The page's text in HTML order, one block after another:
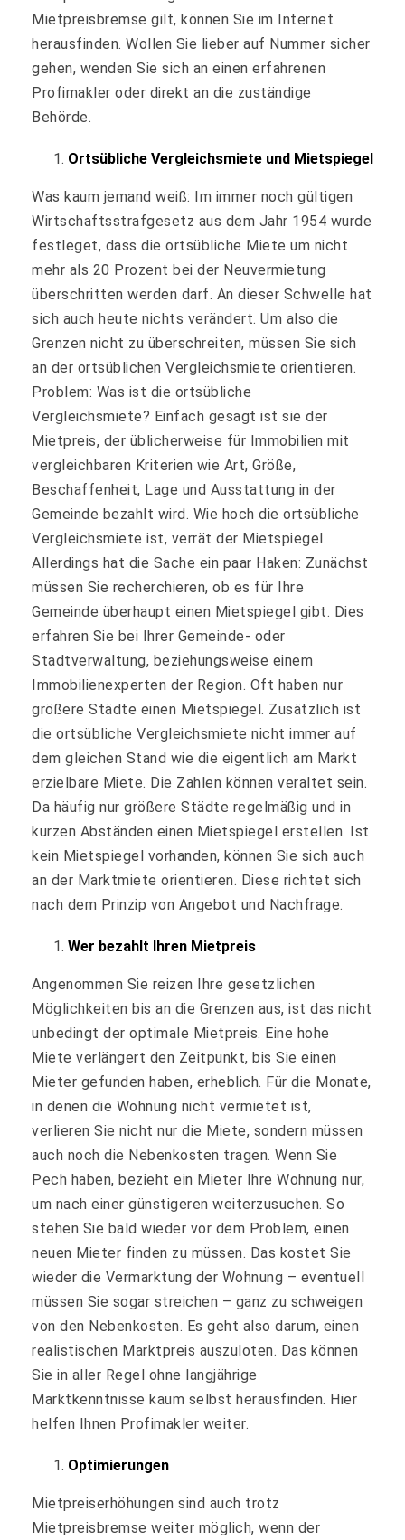
Mietpreisbremse gilt, können Sie im Internet
herausfinden. Wollen Sie lieber auf Nummer sicher
gehen, wenden Sie sich an einen erfahrenen
Profimakler oder direkt an die zuständige
Behörde.
Ortsübliche Vergleichsmiete und Mietspiegel
Was kaum jemand weiß: Im immer noch gültigen
Wirtschaftsstrafgesetz aus dem Jahr 1954 wurde
festleget, dass die ortsübliche Miete um nicht
mehr als 20 Prozent bei der Neuvermietung
überschritten werden darf. An dieser Schwelle hat
sich auch heute nichts verändert. Um also die
Grenzen nicht zu überschreiten, müssen Sie sich
an der ortsüblichen Vergleichsmiete orientieren.
Problem: Was ist die ortsübliche
Vergleichsmiete? Einfach gesagt ist sie der
Mietpreis, der üblicherweise für Immobilien mit
vergleichbaren Kriterien wie Art, Größe,
Beschaffenheit, Lage und Ausstattung in der
Gemeinde bezahlt wird. Wie hoch die ortsübliche
Vergleichsmiete ist, verrät der Mietspiegel.
Allerdings hat die Sache ein paar Haken: Zunächst
müssen Sie recherchieren, ob es für Ihre
Gemeinde überhaupt einen Mietspiegel gibt. Dies
erfahren Sie bei Ihrer Gemeinde- oder
Stadtverwaltung, beziehungsweise einem
Immobilienexperten der Region. Oft haben nur
größere Städte einen Mietspiegel. Zusätzlich ist
die ortsübliche Vergleichsmiete nicht immer auf
dem gleichen Stand wie die eigentlich am Markt
erzielbare Miete. Die Zahlen können veraltet sein.
Da häufig nur größere Städte regelmäßig und in
kurzen Abständen einen Mietspiegel erstellen. Ist
kein Mietspiegel vorhanden, können Sie sich auch
an der Marktmiete orientieren. Diese richtet sich
nach dem Prinzip von Angebot und Nachfrage.
Wer bezahlt Ihren Mietpreis
Angenommen Sie reizen Ihre gesetzlichen
Möglichkeiten bis an die Grenzen aus, ist das nicht
unbedingt der optimale Mietpreis. Eine hohe
Miete verlängert den Zeitpunkt, bis Sie einen
Mieter gefunden haben, erheblich. Für die Monate,
in denen die Wohnung nicht vermietet ist,
verlieren Sie nicht nur die Miete, sondern müssen
auch noch die Nebenkosten tragen. Wenn Sie
Pech haben, bezieht ein Mieter Ihre Wohnung nur,
um nach einer günstigeren weiterzusuchen. So
stehen Sie bald wieder vor dem Problem, einen
neuen Mieter finden zu müssen. Das kostet Sie
wieder die Vermarktung der Wohnung – eventuell
müssen Sie sogar streichen – ganz zu schweigen
von den Nebenkosten. Es geht also darum, einen
realistischen Marktpreis auszuloten. Das können
Sie in aller Regel ohne langjährige
Marktkenntnisse kaum selbst herausfinden. Hier
helfen Ihnen Profimakler weiter.
Optimierungen
Mietpreiserhöhungen sind auch trotz
Mietpreisbremse weiter möglich, wenn der